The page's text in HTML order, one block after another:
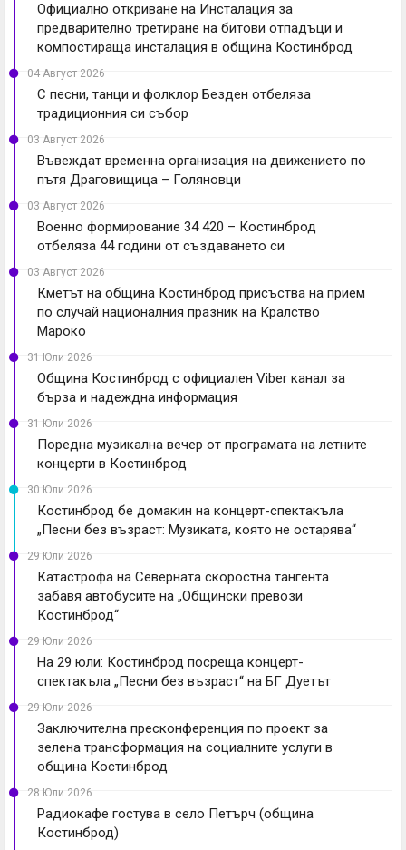
Официално откриване на Инсталация за
предварително третиране на битови отпадъци и
компостираща инсталация в община Костинброд
04 Август 2026
С песни, танци и фолклор Безден отбеляза
традиционния си събор
03 Август 2026
Въвеждат временна организация на движението по
пътя Драговищица – Голяновци
03 Август 2026
Военно формирование 34 420 – Костинброд
отбеляза 44 години от създаването си
03 Август 2026
Кметът на община Костинброд присъства на прием
по случай националния празник на Кралство
Мароко
31 Юли 2026
Община Костинброд с официален Viber канал за
бърза и надеждна информация
31 Юли 2026
Поредна музикална вечер от програмата на летните
концерти в Костинброд
30 Юли 2026
Костинброд бе домакин на концерт-спектакъла
„Песни без възраст: Музиката, която не остарява“
29 Юли 2026
Катастрофа на Северната скоростна тангента
забавя автобусите на „Общински превози
Костинброд“
29 Юли 2026
На 29 юли: Костинброд посреща концерт-
спектакъла „Песни без възраст“ на БГ Дуетът
29 Юли 2026
Заключителна пресконференция по проект за
зелена трансформация на социалните услуги в
община Костинброд
28 Юли 2026
Радиокафе гостува в село Петърч (община
Костинброд)